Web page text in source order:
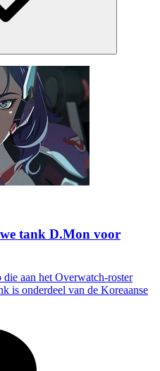
tank D.Mon voor
aan het Overwatch-roster
is onderdeel van de Koreaanse